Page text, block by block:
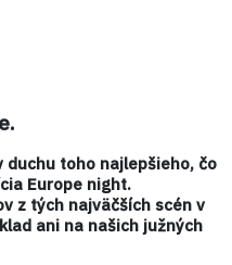
duchu toho najlepšieho, čo
Europe night.
z tých najväčších scén v
ani na našich južných